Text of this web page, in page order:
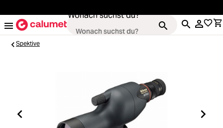
Wonach suchst du?
Loading...
Spektive